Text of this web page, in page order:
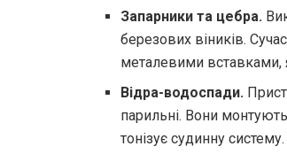
Запарники та цебра.
березових віників.
металевими вставками,
Відра-водоспади.
парильні. Вони
тонізує судинну систему.